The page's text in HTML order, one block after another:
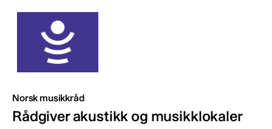
Norsk musikkråd
Rådgiver akustikk og musikklokaler